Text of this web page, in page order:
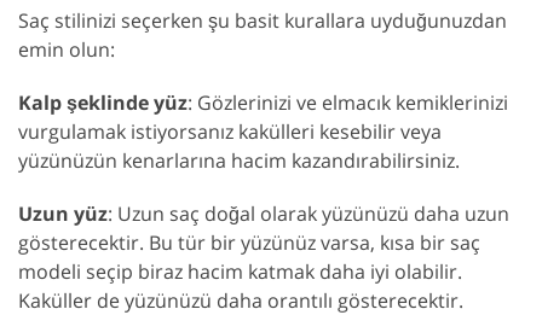
Saç stilinizi seçerken şu basit kurallara uyduğunuzdan
emin olun:
Kalp şeklinde yüz: Gözlerinizi ve elmacık kemiklerinizi
vurgulamak istiyorsanız kakülleri kesebilir veya
yüzünüzün kenarlarına hacim kazandırabilirsiniz.
Uzun yüz: Uzun saç doğal olarak yüzünüzü daha uzun
gösterecektir. Bu tür bir yüzünüz varsa, kısa bir saç
modeli seçip biraz hacim katmak daha iyi olabilir.
Kaküller de yüzünüzü daha orantılı gösterecektir.